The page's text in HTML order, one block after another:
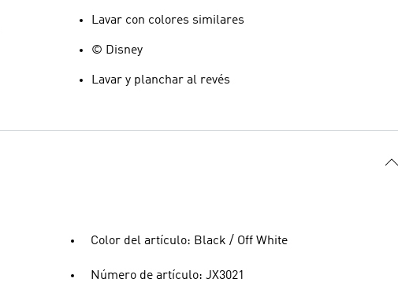
Lavar con colores similares
© Disney
Lavar y planchar al revés
Color del artículo: Black / Off White
Número de artículo: JX3021